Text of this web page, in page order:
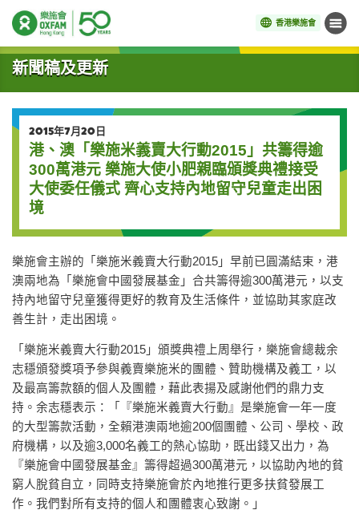
香港樂施會 目錄
開始主要內容
新聞稿及更新
2015年7月20日
港、澳「樂施米義賣大行動2015」共籌得逾
300萬港元 樂施大使小肥親臨頒獎典禮接受
大使委任儀式 齊心支持內地留守兒童走出困
境
樂施會主辦的「樂施米義賣大行動2015」早前已圓滿結束，港
澳兩地為「樂施會中國發展基金」合共籌得逾300萬港元，以支
持內地留守兒童獲得更好的教育及生活條件，並協助其家庭改
善生計，走出困境。
「樂施米義賣大行動2015」頒獎典禮上周舉行，樂施會總裁余
志穩頒發獎項予參與義賣樂施米的團體、贊助機構及義工，以
及最高籌款額的個人及團體，藉此表揚及感謝他們的鼎力支
持。余志穩表示：「『樂施米義賣大行動』是樂施會一年一度
的大型籌款活動，全賴港澳兩地逾200個團體、公司、學校、政
府機構，以及逾3,000名義工的熱心協助，既出錢又出力，為
『樂施會中國發展基金』籌得超過300萬港元，以協助內地的貧
窮人脫貧自立，同時支持樂施會於內地推行更多扶貧發展工
作。我們對所有支持的個人和團體衷心致謝。」